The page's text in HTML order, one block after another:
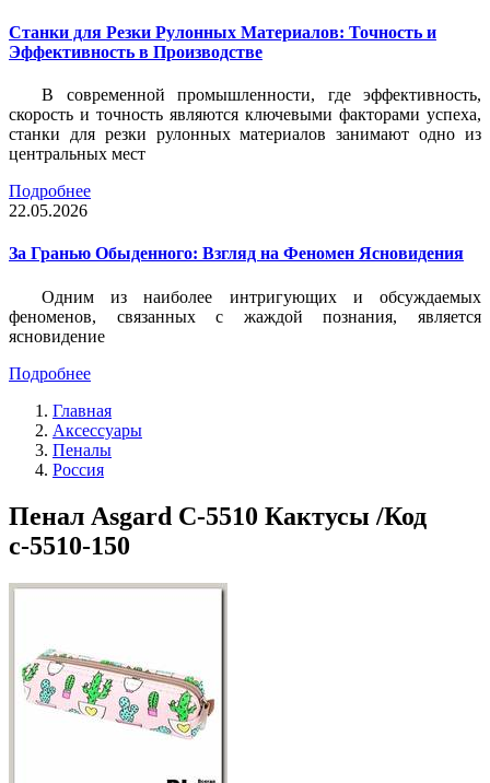
Станки для Резки Рулонных Материалов: Точность и
Эффективность в Производстве
В современной промышленности, где эффективность,
скорость и точность являются ключевыми факторами успеха,
станки для резки рулонных материалов занимают одно из
центральных мест
Подробнее
22.05.2026
За Гранью Обыденного: Взгляд на Феномен Ясновидения
Одним из наиболее интригующих и обсуждаемых
феноменов, связанных с жаждой познания, является
ясновидение
Подробнее
Главная
Аксессуары
Пеналы
Россия
Пенал Asgard С-5510 Кактусы /Код
с-5510-150